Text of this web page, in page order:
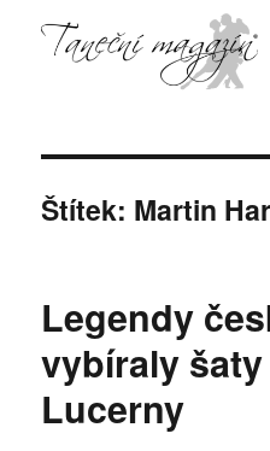
Štítek: Martin
Legendy
vybíraly
Lucerny